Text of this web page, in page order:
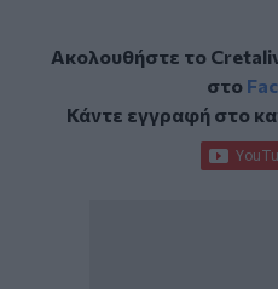
Ακολουθήστε το
στο
Κάντε εγγραφή στο